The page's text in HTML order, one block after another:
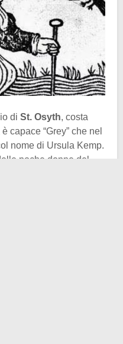
di St. Osyth, costa
capace “Grey” che nel
nome di Ursula Kemp.
poche donne del